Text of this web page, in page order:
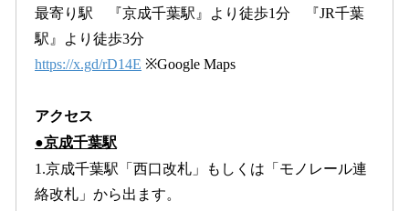
最寄り駅 『京成千葉駅』より徒歩1分 『JR千葉
駅』より徒歩3分
https://x.gd/rD14E ※Google Maps
アクセス
●京成千葉駅
1.京成千葉駅「西口改札」もしくは「モノレール連
絡改札」から出ます。